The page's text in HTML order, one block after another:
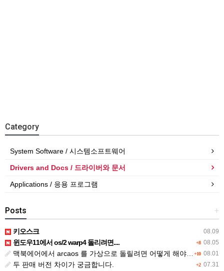
Category
System Software / 시스템소프트웨어
Drivers and Docs / 드라이버와 문서
Applications / 응용 프로그램
+
Posts
08.09
키오스크
+8 08.05
윈도우11에서 os/2 warp4 돌리려면....
+10 08.01
맥북에어에서 arcaos 를 가상으로 돌릴려면 어떻게 해야 하는 지요?
+2 07.31
두 판매 버전 차이가 궁금합니다.